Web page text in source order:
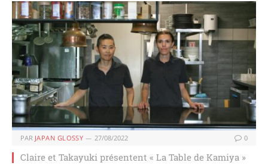
PAR JAPAN GLOSSY 27/08/2022 0
Claire et Takayuki présentent « La Table de Kamiya »